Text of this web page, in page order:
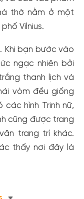
thờ nằm ở một
Vilnius.
Khi bạn bước vào
ngạc nhiên bởi
thanh lịch và
vòm đều giống
hình Trinh nữ,
cũng được trang
trang trí khác.
thấy nơi đây là
nhiều ưu